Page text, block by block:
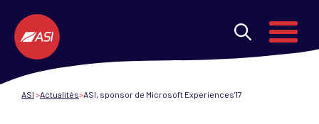
Menu
ASI Actualités ASI, sponsor de Microsoft Experiences'17